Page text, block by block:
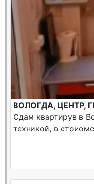
ВОЛОГДА, ЦЕНТР,
Сдам квартирув в
техникой, в